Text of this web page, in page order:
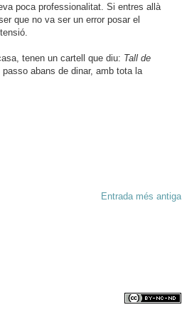
poca professionalitat. Si entres allà
que no va ser un error posar el
tenen un cartell que diu: Tall de
passo abans de dinar, amb tota la
Entrada més antiga